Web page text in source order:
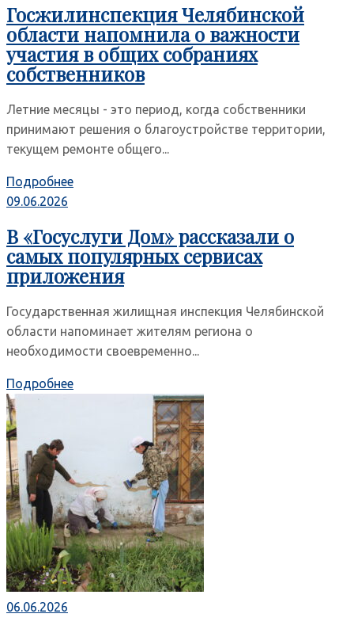
Госжилинспекция Челябинской
области напомнила о важности
участия в общих собраниях
собственников
Летние месяцы - это период, когда собственники
принимают решения о благоустройстве территории,
текущем ремонте общего...
Подробнее
09.06.2026
В «Госуслуги Дом» рассказали о
самых популярных сервисах
приложения
Государственная жилищная инспекция Челябинской
области напоминает жителям региона о
необходимости своевременно...
Подробнее
06.06.2026